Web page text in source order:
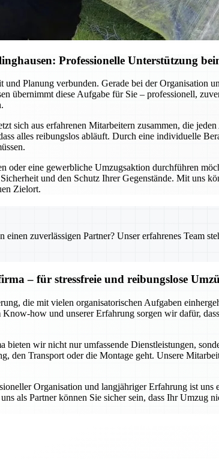
Professionelle Unterstützung
Planung verbunden. Gerade bei der Organisation
übernimmt diese Aufgabe für Sie – professionell,
sich aus erfahrenen Mitarbeitern zusammen, die
alles reibungslos abläuft. Durch eine individuelle
oder eine gewerbliche Umzugsaktion durchführen
und den Schutz Ihrer Gegenstände. Mit uns
Zielort.
einen zuverlässigen Partner? Unser erfahrenes Team
– für stressfreie und reibungslose
die mit vielen organisatorischen Aufgaben
how und unserer Erfahrung sorgen wir dafür,
bieten wir nicht nur umfassende Dienstleistungen,
den Transport oder die Montage geht. Unsere
Organisation und langjähriger Erfahrung ist
als Partner können Sie sicher sein, dass Ihr